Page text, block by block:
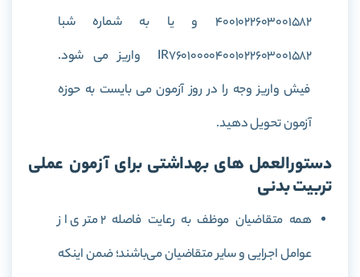
4001022603001582 و يا به شماره شبا
IR760100004001022603001582 واریز می شود.
فیش واریز وجه را در روز آزمون می بایست به حوزه
آزمون تحویل دهید.
دستورالعمل های بهداشتی برای آزمون عملی
تربیت بدنی
همه متقاضیان موظف به رعایت فاصله 2 متری از
عوامل اجرایی و سایر متقاضیان می‌باشند؛ ضمن اینکه